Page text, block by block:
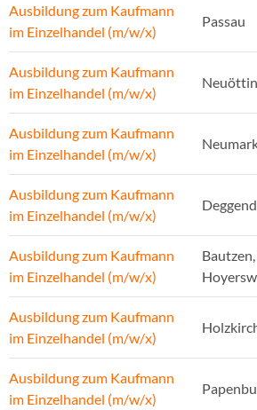
Ausbildung zum Kaufmann
im Einzelhandel (m/w/x)
Passau
Ausbildung zum Kaufmann
im Einzelhandel (m/w/x)
Ausbildung zum Kaufmann
im Einzelhandel (m/w/x)
Ausbildung zum Kaufmann
im Einzelhandel (m/w/x)
Ausbildung zum Kaufmann
im Einzelhandel (m/w/x)
Ausbildung zum Kaufmann
im Einzelhandel (m/w/x)
Ausbildung zum Kaufmann
im Einzelhandel (m/w/x)